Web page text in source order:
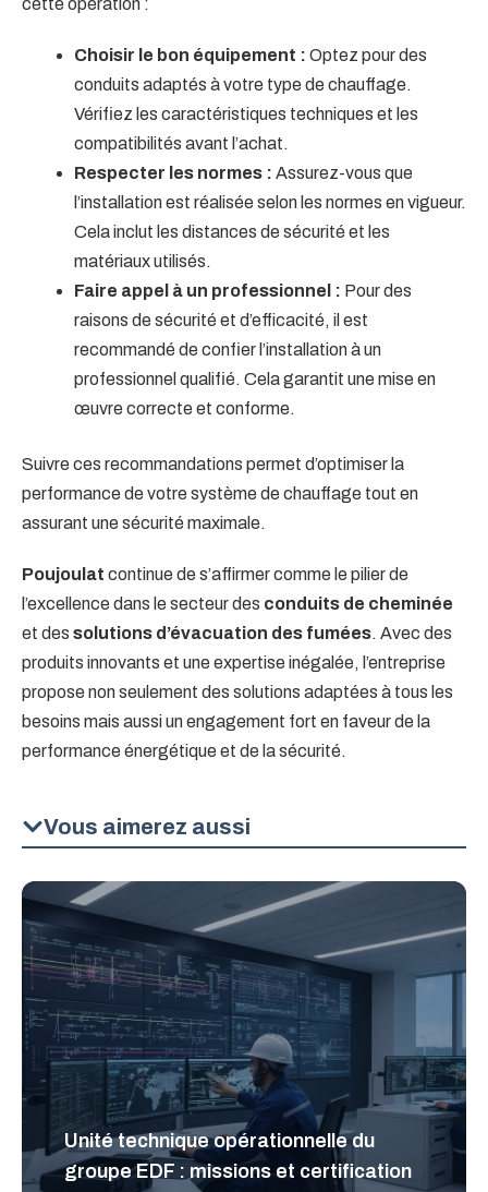
cette opération :
Choisir le bon équipement : Optez pour des
conduits adaptés à votre type de chauffage.
Vérifiez les caractéristiques techniques et les
compatibilités avant l’achat.
Respecter les normes : Assurez-vous que
l’installation est réalisée selon les normes en vigueur.
Cela inclut les distances de sécurité et les
matériaux utilisés.
Faire appel à un professionnel : Pour des
raisons de sécurité et d’efficacité, il est
recommandé de confier l’installation à un
professionnel qualifié. Cela garantit une mise en
œuvre correcte et conforme.
Suivre ces recommandations permet d’optimiser la
performance de votre système de chauffage tout en
assurant une sécurité maximale.
Poujoulat continue de s’affirmer comme le pilier de
l’excellence dans le secteur des conduits de cheminée
et des solutions d’évacuation des fumées. Avec des
produits innovants et une expertise inégalée, l’entreprise
propose non seulement des solutions adaptées à tous les
besoins mais aussi un engagement fort en faveur de la
performance énergétique et de la sécurité.
Vous aimerez aussi
Unité technique opérationnelle du
groupe EDF : missions et certification